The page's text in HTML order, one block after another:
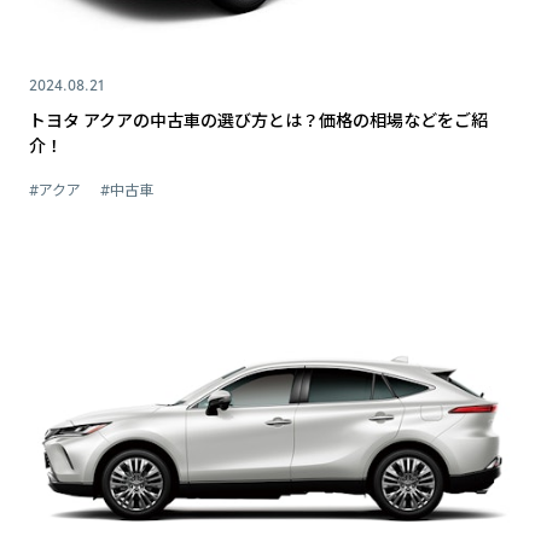
2024.08.21
トヨタ アクアの中古車の選び方とは？価格の相場などをご紹
介！
#アクア #中古車